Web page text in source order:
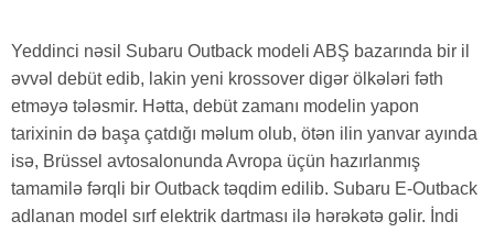
Yeddinci nəsil Subaru Outback modeli ABŞ bazarında bir il
əvvəl debüt edib, lakin yeni krossover digər ölkələri fəth
etməyə tələsmir. Hətta, debüt zamanı modelin yapon
tarixinin də başa çatdığı məlum olub, ötən ilin yanvar ayında
isə, Brüssel avtosalonunda Avropa üçün hazırlanmış
tamamilə fərqli bir Outback təqdim edilib. Subaru E-Outback
adlanan model sırf elektrik dartması ilə hərəkətə gəlir. İndi